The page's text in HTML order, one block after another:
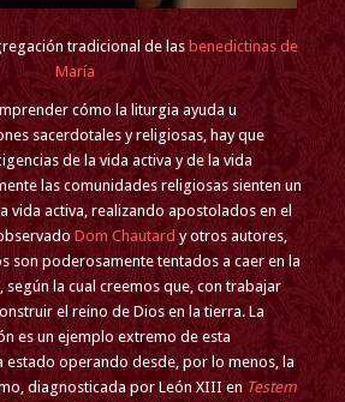
tradicional de las benedictinas de
María
cómo la liturgia ayuda u
sacerdotales y religiosas, hay que
de la vida activa y de la vida
las comunidades religiosas sienten un
vida activa, realizando apostolados en el
Dom Chautard y otros autores,
son poderosamente tentados a caer en la
según la cual creemos que, con trabajar
el reino de Dios en la tierra. La
es un ejemplo extremo de esta
estado operando desde, por lo menos, la
diagnosticada por León XIII en Testem